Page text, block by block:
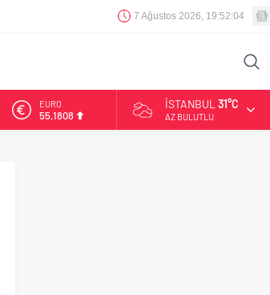
7 Ağustos 2026, 19:52:05
EURO
55,1808
İSTANBUL 31°C
AZ BULUTLU